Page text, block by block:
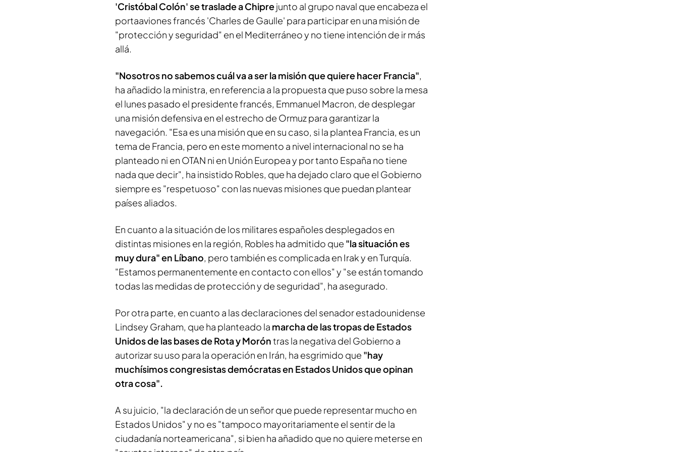
'Cristóbal Colón' se traslade a Chiprejunto al grupo naval que encabeza el
portaaviones francés 'Charles de Gaulle' para participar en una misión de
"protección y seguridad" en el Mediterráneo y no tiene intención de ir más
allá.
"Nosotros no sabemos cuál va a ser la misión que quiere hacer Francia",
ha añadido la ministra, en referencia a la propuesta que puso sobre la mesa
el lunes pasado el presidente francés, Emmanuel Macron, de desplegar
una misión defensiva en el estrecho de Ormuz para garantizar la
navegación. "Esa es una misión que en su caso, si la plantea Francia, es un
tema de Francia, pero en este momento a nivel internacional no se ha
planteado ni en OTAN ni en Unión Europea y por tanto España no tiene
nada que decir", ha insistido Robles, que ha dejado claro que el Gobierno
siempre es "respetuoso" con las nuevas misiones que puedan plantear
países aliados.
En cuanto a la situación de los militares españoles desplegados en
distintas misiones en la región, Robles ha admitido que "la situación es
muy dura" en Líbano, pero también es complicada en Irak y en Turquía.
"Estamos permanentemente en contacto con ellos" y "se están tomando
todas las medidas de protección y de seguridad", ha asegurado.
Por otra parte, en cuanto a las declaraciones del senador estadounidense
Lindsey Graham, que ha planteado la marcha de las tropas de Estados
Unidos de las bases de Rota y Moróntras la negativa del Gobierno a
autorizar su uso para la operación en Irán, ha esgrimido que "hay
muchísimos congresistas demócratas en Estados Unidos que opinan
otra cosa".
A su juicio, "la declaración de un señor que puede representar mucho en
Estados Unidos" y no es "tampoco mayoritariamente el sentir de la
ciudadanía norteamericana", si bien ha añadido que no quiere meterse en